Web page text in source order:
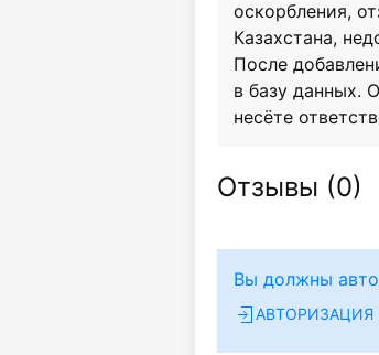
оскорбления,
Казахстана,
После
в базу данных.
несёте
Отзывы (0)
Вы должны
АВТОРИЗАЦИЯ